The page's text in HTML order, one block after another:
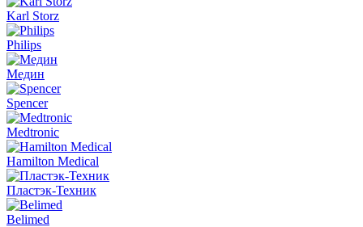
Karl Storz
Philips
Медин
Spencer
Medtronic
Hamilton Medical
Пластэк-Техник
Belimed